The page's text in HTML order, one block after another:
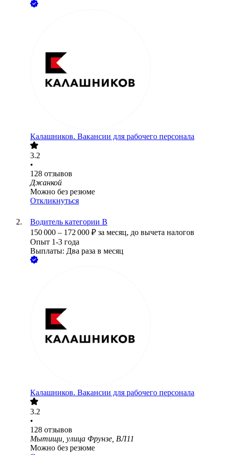
Калашников. Вакансии для рабочего персонала
3.2
•
128 отзывов
Джанкой
Можно без резюме
Откликнуться
Водитель категории В
150 000 – 172 000 ₽ за месяц, до вычета налогов
Опыт 1-3 года
Выплаты: Два раза в месяц
Калашников. Вакансии для рабочего персонала
3.2
•
128 отзывов
Мытищи, улица Фрунзе, ВЛ11
Можно без резюме